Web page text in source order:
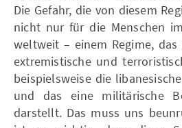
Die Gefahr, die von diesem
nicht nur für die Menschen
weltweit – einem Regime,
extremistische und
beispielsweise die
und das eine militärische
darstellt. Das muss uns